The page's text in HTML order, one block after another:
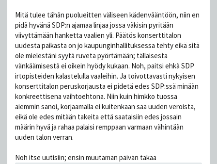
Mitä tulee tähän puolueitten väliseen kädenvääntöön, niin en
pidä hyvänä SDP:n ajamaa linjaa jossa väkisin pyritään
viivyttämään hanketta vaalien yli. Päätös konserttitalon
uudesta paikasta on jo kaupunginhallituksessa tehty eikä sitä
ole mielestäni syytä ruveta pyörtämään; tällaisesta
vänkäämisestä ei oikein hyödy kukaan. Noh, paitsi ehkä SDP
irtopisteiden kalastelulla vaaleihin. Ja toivottavasti nykyisen
konserttitalon peruskorjausta ei pidetä edes SDP:ssä minään
konkreettisena vaihtoehtona. Niin kuin himkko tuossa
aiemmin sanoi, korjaamalla ei kuitenkaan saa uuden veroista,
eikä ole edes mitään takeita että saataisiin edes jossain
määrin hyvä ja rahaa palaisi remppaan varmaan vähintään
uuden talon verran.
Noh itse uutisiin; ensin muutaman päivän takaa